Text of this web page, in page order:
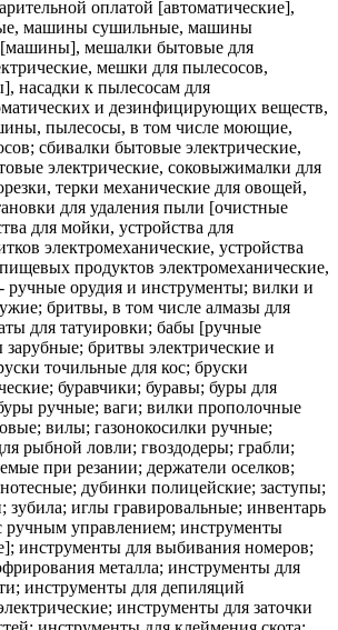
оплатой [автоматические],
машины сушильные, машины
мешалки бытовые для
мешки для пылесосов,
насадки к пылесосам для
и дезинфицирующих веществ,
пылесосы, в том числе моющие,
сбивалки бытовые электрические,
электрические, соковыжималки для
терки механические для овощей,
для удаления пыли [очистные
для мойки, устройства для
электромеханические, устройства
продуктов электромеханические,
- ручные орудия и инструменты; вилки и
бритвы, в том числе алмазы для
для татуировки; бабы [ручные
бритвы электрические и
точильные для кос; бруски
буравчики; буравы; буры для
ручные; ваги; вилки прополочные
вилы; газонокосилки ручные;
рыбной ловли; гвоздодеры; грабли;
при резании; держатели оселков;
дубинки полицейские; заступы;
зубила; иглы гравировальные; инвентарь
ручным управлением; инструменты
инструменты для выбивания номеров;
металла; инструменты для
инструменты для депиляций
инструменты для заточки